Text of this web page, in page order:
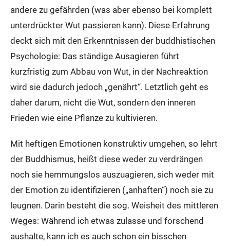
andere zu gefährden (was aber ebenso bei komplett
unterdrückter Wut passieren kann). Diese Erfahrung
deckt sich mit den Erkenntnissen der buddhistischen
Psychologie: Das ständige Ausagieren führt
kurzfristig zum Abbau von Wut, in der Nachreaktion
wird sie dadurch jedoch „genährt“. Letztlich geht es
daher darum, nicht die Wut, sondern den inneren
Frieden wie eine Pflanze zu kultivieren.
Mit heftigen Emotionen konstruktiv umgehen, so lehrt
der Buddhismus, heißt diese weder zu verdrängen
noch sie hemmungslos auszuagieren, sich weder mit
der Emotion zu identifizieren („anhaften“) noch sie zu
leugnen. Darin besteht die sog. Weisheit des mittleren
Weges: Während ich etwas zulasse und forschend
aushalte, kann ich es auch schon ein bisschen